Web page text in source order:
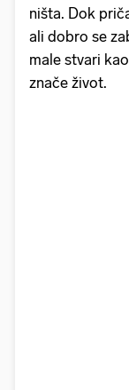
ništa. Dok
ali dobro se
male stvari
znače život.